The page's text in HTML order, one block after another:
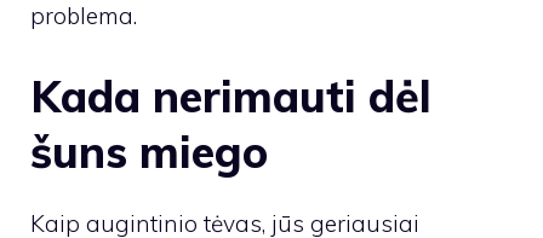
problema.
Kada nerimauti dėl
šuns miego
Kaip augintinio tėvas, jūs geriausiai